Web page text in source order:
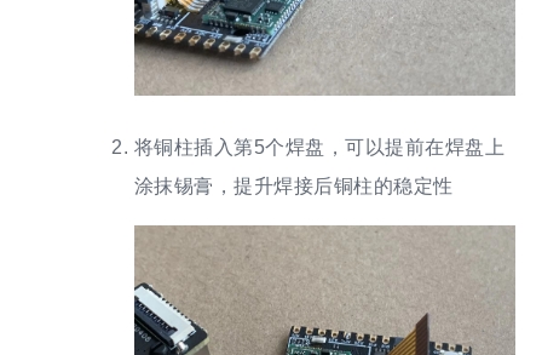
将铜柱插入第5个焊盘，可以提前在焊盘上
涂抹锡膏，提升焊接后铜柱的稳定性